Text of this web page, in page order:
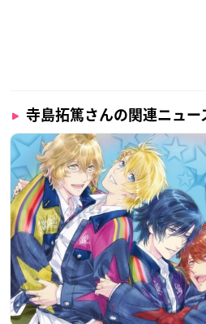
寺島拓篤さんの関連ニュー